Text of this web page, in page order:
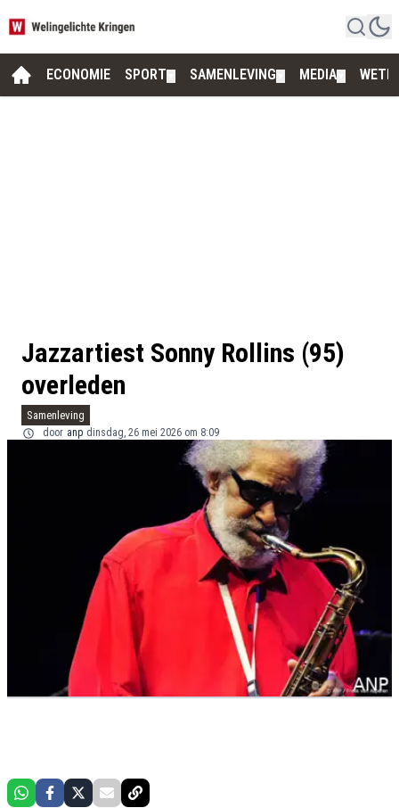
ECONOMIE SPORT SAMENLEVING MEDIA
Jazzartiest Sonny Rollins (95)
overleden
Samenleving
door anp dinsdag, 26 mei 2026 om 8:09